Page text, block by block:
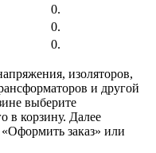
0.
0.
0.
изоляторов,
и другой
выберите
в корзину. Далее
заказ» или